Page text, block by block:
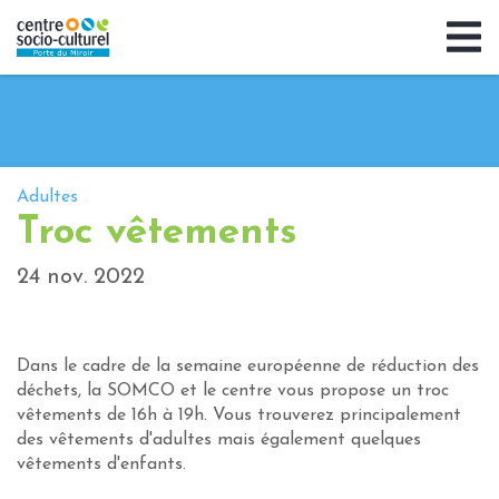
Adultes
Troc vêtements
24 nov. 2022
Dans le cadre de la semaine européenne de réduction des
déchets, la SOMCO et le centre vous propose un troc
vêtements de 16h à 19h. Vous trouverez principalement
des vêtements d'adultes mais également quelques
vêtements d'enfants.